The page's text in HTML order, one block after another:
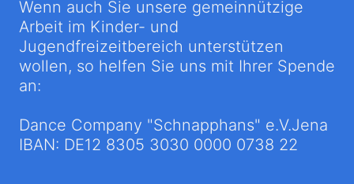
Wenn auch Sie unsere gemeinnützige
Arbeit im Kinder- und
Jugendfreizeitbereich unterstützen
wollen, so helfen Sie uns mit Ihrer Spende
an:
Dance Company "Schnapphans" e.V.Jena
IBAN: DE12 8305 3030 0000 0738 22